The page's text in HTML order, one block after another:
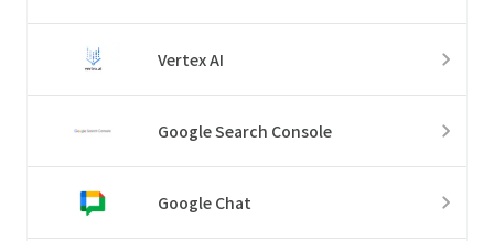
Vertex AI
Google Search Console
Google Chat